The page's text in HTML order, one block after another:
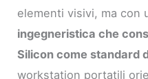
elementi visivi, ma con
ingegneristica che
Silicon come standard
workstation portatili